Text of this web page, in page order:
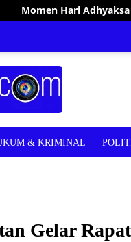
2026, Bupati Irham
& KRIMINAL
Gelar